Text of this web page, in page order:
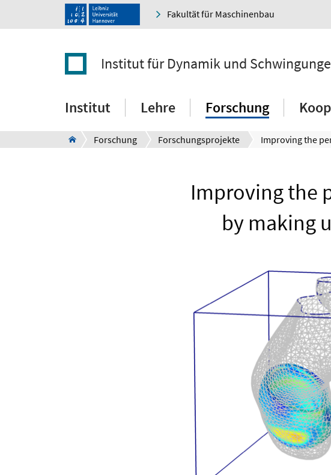
Fakultät für Maschinenbau
Institut für Dynamik und
Institut Lehre Forschung
Forschung Forschungsprojekte
Improving the
by making